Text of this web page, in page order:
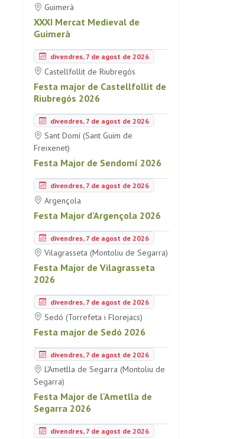
Guimerà
XXXI Mercat Medieval de
Guimerà
divendres, 7 de agost de 2026
Castellfollit de Riubregós
Festa major de Castellfollit de
Riubregós 2026
divendres, 7 de agost de 2026
Sant Domí (Sant Guim de
Freixenet)
Festa Major de Sendomí 2026
divendres, 7 de agost de 2026
Argençola
Festa Major d'Argençola 2026
divendres, 7 de agost de 2026
Vilagrasseta (Montoliu de Segarra)
Festa Major de Vilagrasseta
2026
divendres, 7 de agost de 2026
Sedó (Torrefeta i Florejacs)
Festa major de Sedó 2026
divendres, 7 de agost de 2026
L'Ametlla de Segarra (Montoliu de
Segarra)
Festa Major de l'Ametlla de
Segarra 2026
divendres, 7 de agost de 2026